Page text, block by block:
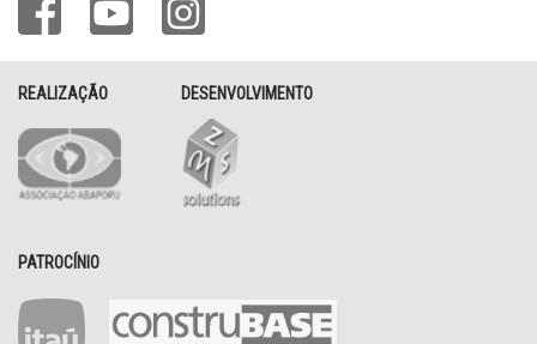
REALIZAÇÃO DESENVOLVIMENTO
PATROCÍNIO